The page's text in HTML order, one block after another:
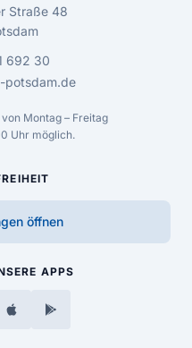
Straße 48
692 30
potsdam.de
Montag – Freitag
Uhr möglich.
öffnen
APPS